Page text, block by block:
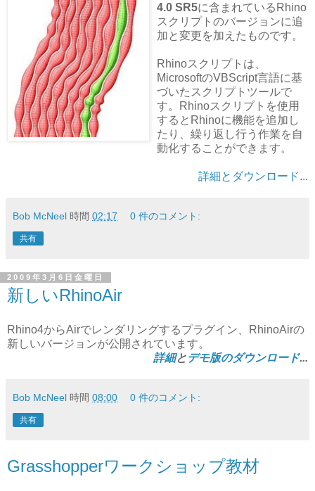
4.0 SR5に含まれているRhino
スクリプトのバージョンに追
加と変更を加えたものです。
Rhinoスクリプトは、
MicrosoftのVBScript言語に基
づいたスクリプトツールで
す。Rhinoスクリプトを使用
するとRhinoに機能を追加し
たり、繰り返し行う作業を自
動化することができます。
詳細とダウンロード...
Bob McNeel 時間 02:17 0 件のコメント:
共有
2009年3月6日金曜日
新しいRhinoAir
Rhino4からAirでレンダリングするプラグイン、RhinoAirの
新しいバージョンが公開されています。
詳細とデモ版のダウンロード...
Bob McNeel 時間 08:00 0 件のコメント:
共有
Grasshopperワークショップ教材